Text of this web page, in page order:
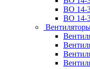
ВО 14-
ВО 14-